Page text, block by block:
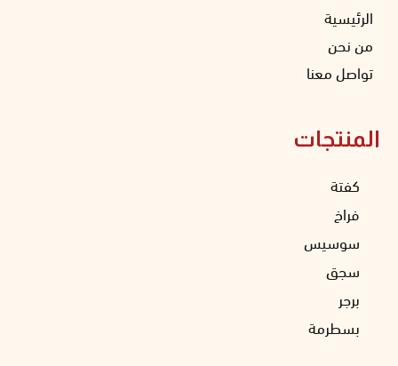
الرئيسية
من نحن
تواصل معنا
المنتجات
كفتة
فراخ
سوسيس
سجق
برجر
بسطرمة